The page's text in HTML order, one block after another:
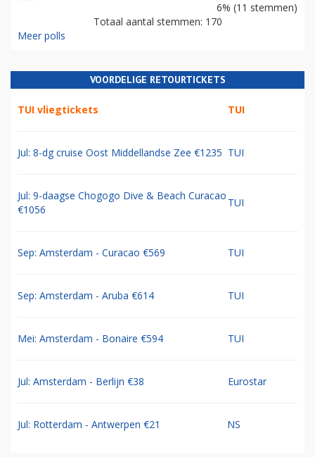
6% (11 stemmen)
Totaal aantal stemmen: 170
Meer polls
VOORDELIGE RETOURTICKETS
TUI vliegtickets TUI
Jul: 8-dg cruise Oost Middellandse Zee €1235 TUI
Jul: 9-daagse Chogogo Dive & Beach Curacao
€1056
TUI
Sep: Amsterdam - Curacao €569 TUI
Sep: Amsterdam - Aruba €614 TUI
Mei: Amsterdam - Bonaire €594 TUI
Jul: Amsterdam - Berlijn €38 Eurostar
Jul: Rotterdam - Antwerpen €21 NS